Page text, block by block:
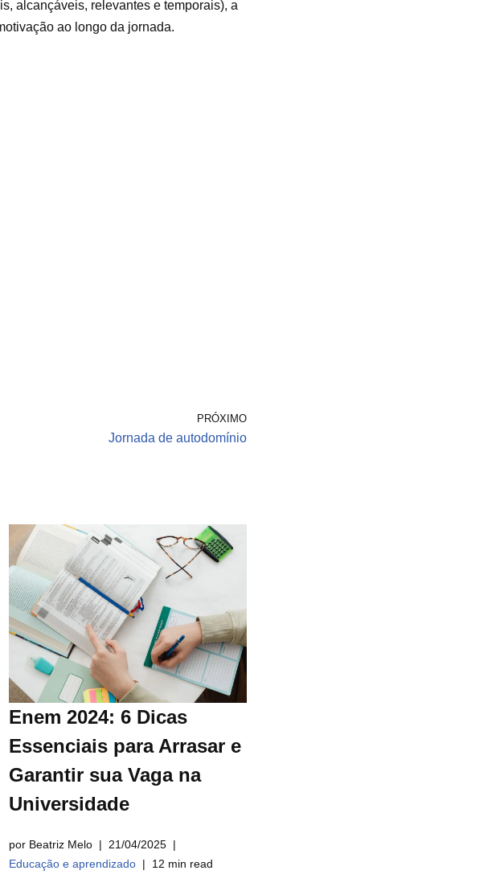
alcançáveis, relevantes e temporais), a
ao longo da jornada.
PRÓXIMO
Jornada de autodomínio
Enem 2024: 6 Dicas
Essenciais para Arrasar e
Garantir sua Vaga na
Universidade
por Beatriz Melo
21/04/2025
Educação e aprendizado
12 min read